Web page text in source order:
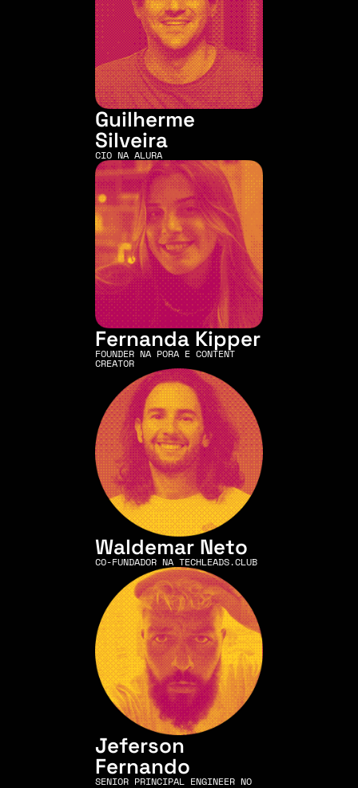
Guilherme
Silveira
CIO NA ALURA
Fernanda Kipper
FOUNDER NA PORA E CONTENT
CREATOR
Waldemar Neto
CO-FUNDADOR NA TECHLEADS.CLUB
Jeferson
Fernando
SENIOR PRINCIPAL ENGINEER NO